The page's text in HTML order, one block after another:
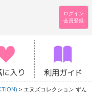
ログイン
会員登録
> エヌズコレクション ずん